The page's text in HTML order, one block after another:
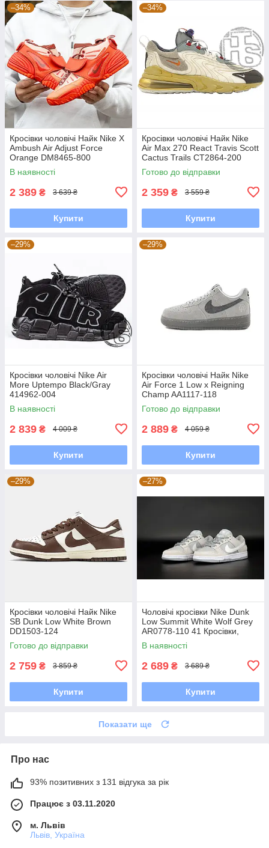
–34%
Кросівки чоловічі Найк Nike X
Ambush Air Adjust Force
Orange DM8465-800
В наявності
2 389 ₴ 3 639 ₴
Купити
–34%
Кросівки чоловічі Найк Nike
Air Max 270 React Travis Scott
Cactus Trails CT2864-200
Готово до відправки
2 359 ₴ 3 559 ₴
Купити
–29%
Кросівки чоловічі Nike Air
More Uptempo Black/Gray
414962-004
В наявності
2 839 ₴ 4 009 ₴
Купити
–29%
Кросівки чоловічі Найк Nike
Air Force 1 Low x Reigning
Champ AA1117-118
Готово до відправки
2 889 ₴ 4 059 ₴
Купити
–29%
Кросівки чоловічі Найк Nike
SB Dunk Low White Brown
DD1503-124
Готово до відправки
2 759 ₴ 3 859 ₴
Купити
–27%
Чоловічі кросівки Nike Dunk
Low Summit White Wolf Grey
AR0778-110 41 Кросівки,
Текстильна, Шнурівка, Товста
підошва, Замша,
В наявності
2 689 ₴ 3 689 ₴
Купити
Показати ще
Про нас
93% позитивних з 131 відгука за рік
Працює з 03.11.2020
м. Львів
Львів, Україна